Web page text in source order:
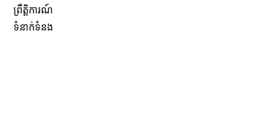
ព្រឹត្តិការណ៍
ទំនាក់ទំនង